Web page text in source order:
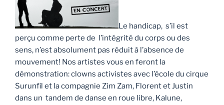
Le handicap, s’il est
perçu comme perte de l’intégrité du corps ou des
sens, n’est absolument pas réduit à l’absence de
mouvement! Nos artistes vous en feront la
démonstration: clowns activistes avec l’école du cirque
Surunfil et la compagnie Zim Zam, Florent et Justin
dans un tandem de danse en roue libre, Kalune,